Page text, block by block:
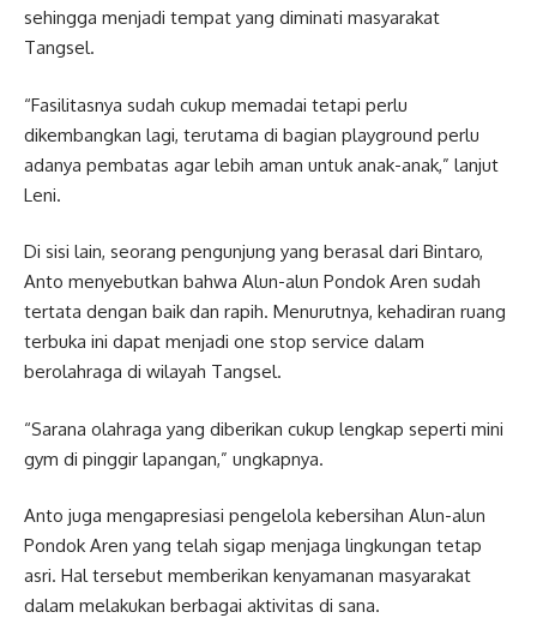
sehingga menjadi tempat yang diminati masyarakat
Tangsel.
“Fasilitasnya sudah cukup memadai tetapi perlu
dikembangkan lagi, terutama di bagian playground perlu
adanya pembatas agar lebih aman untuk anak-anak,” lanjut
Leni.
Di sisi lain, seorang pengunjung yang berasal dari Bintaro,
Anto menyebutkan bahwa Alun-alun Pondok Aren sudah
tertata dengan baik dan rapih. Menurutnya, kehadiran ruang
terbuka ini dapat menjadi one stop service dalam
berolahraga di wilayah Tangsel.
“Sarana olahraga yang diberikan cukup lengkap seperti mini
gym di pinggir lapangan,” ungkapnya.
Anto juga mengapresiasi pengelola kebersihan Alun-alun
Pondok Aren yang telah sigap menjaga lingkungan tetap
asri. Hal tersebut memberikan kenyamanan masyarakat
dalam melakukan berbagai aktivitas di sana.